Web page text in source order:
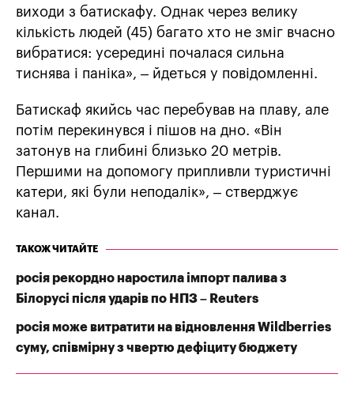
виходи з батискафу. Однак через велику
кількість людей (45) багато хто не зміг вчасно
вибратися: усередині почалася сильна
тиснява і паніка», – йдеться у повідомленні.
Батискаф якийсь час перебував на плаву, але
потім перекинувся і пішов на дно. «Він
затонув на глибині близько 20 метрів.
Першими на допомогу припливли туристичні
катери, які були неподалік», – стверджує
канал.
ТАКОЖ ЧИТАЙТЕ
росія рекордно наростила імпорт палива з
Білорусі після ударів по НПЗ – Reuters
росія може витратити на відновлення Wildberries
суму, співмірну з чвертю дефіциту бюджету